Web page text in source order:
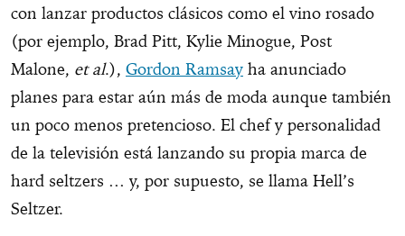
con lanzar productos clásicos como el vino rosado
(por ejemplo, Brad Pitt, Kylie Minogue, Post
Malone, et al.), Gordon Ramsay ha anunciado
planes para estar aún más de moda aunque también
un poco menos pretencioso. El chef y personalidad
de la televisión está lanzando su propia marca de
hard seltzers … y, por supuesto, se llama Hell’s
Seltzer.